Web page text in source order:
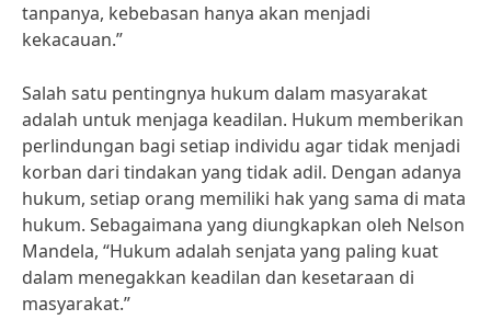
tanpanya, kebebasan hanya akan menjadi
kekacauan.”
Salah satu pentingnya hukum dalam masyarakat
adalah untuk menjaga keadilan. Hukum memberikan
perlindungan bagi setiap individu agar tidak menjadi
korban dari tindakan yang tidak adil. Dengan adanya
hukum, setiap orang memiliki hak yang sama di mata
hukum. Sebagaimana yang diungkapkan oleh Nelson
Mandela, “Hukum adalah senjata yang paling kuat
dalam menegakkan keadilan dan kesetaraan di
masyarakat.”